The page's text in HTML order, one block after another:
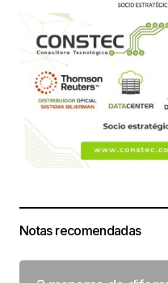
Notas recomendadas